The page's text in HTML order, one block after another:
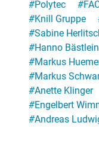
#Polytec #
#Knill Gruppe
#Sabine
#Hanno Bästlein
#Markus
#Markus
#Anette Klinger
#Engelbert
#Andreas